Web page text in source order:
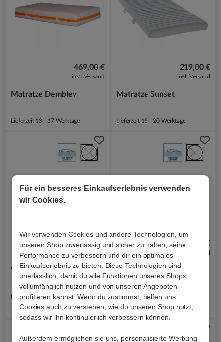
Für ein besseres Einkaufserlebnis verwenden
wir Cookies.
Wir verwenden Cookies und andere Technologien, um
unseren Shop zuverlässig und sicher zu halten, seine
Performance zu verbessern und dir ein optimales
Einkaufserlebnis zu bieten. Diese Technologien sind
unerlässlich, damit du alle Funktionen unseres Shops
vollumfänglich nutzen und von unseren Angeboten
profitieren kannst. Wenn du zustimmst, helfen uns
Cookies auch zu verstehen, wie du unseren Shop nutzt,
sodass wir ihn kontinuierlich verbessern können.
Außerdem ermöglichen sie uns, personalisierte Werbung
469,00 €
inkl. Versand
Matratze Dembley
Lieferzeit 13 - 17 Werktage
219,00 €
inkl. Versand
Matratze Sunset
Lieferzeit 15 - 20 Werktage
339,00 €
inkl. Versand
Viscomatratze Azucar
Lieferzeit 15 - 20 Werktage
489,00 €
Kaltschaummatratze
Lieferzeit 15 - 20 Werktage